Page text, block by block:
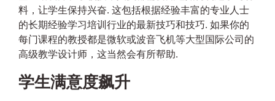
料，让学生保持兴奋. 这包括根据经验丰富的专业人士
的长期经验学习培训行业的最新技巧和技巧. 如果你的
每门课程的教授都是微软或波音飞机等大型国际公司的
高级教学设计师，这当然会有所帮助.
学生满意度飙升